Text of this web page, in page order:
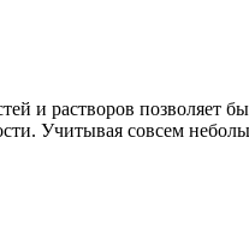
и растворов позволяет
Учитывая совсем